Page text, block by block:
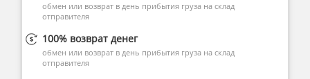
обмен или возврат в день прибытия груза на склад
отправителя
100% возврат денег
обмен или возврат в день прибытия груза на склад
отправителя